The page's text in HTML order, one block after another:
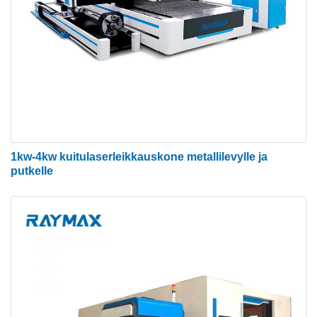
1kw-4kw kuitulaserleikkauskone metallilevylle ja
putkelle